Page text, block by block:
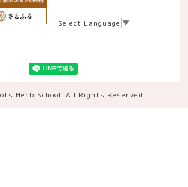
Select Language ▼
Herb School. All Rights Reserved.